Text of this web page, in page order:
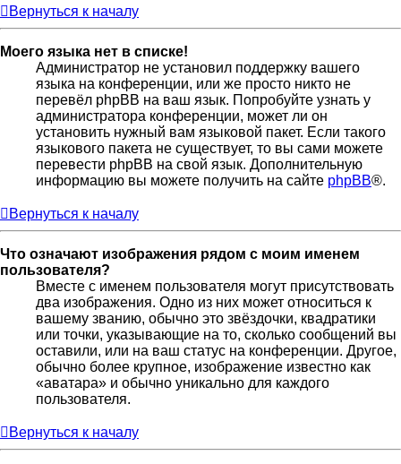
Вернуться к началу
Моего языка нет в списке!
Администратор не установил поддержку вашего
языка на конференции, или же просто никто не
перевёл phpBB на ваш язык. Попробуйте узнать у
администратора конференции, может ли он
установить нужный вам языковой пакет. Если такого
языкового пакета не существует, то вы сами можете
перевести phpBB на свой язык. Дополнительную
информацию вы можете получить на сайте phpBB®.
Вернуться к началу
Что означают изображения рядом с моим именем
пользователя?
Вместе с именем пользователя могут присутствовать
два изображения. Одно из них может относиться к
вашему званию, обычно это звёздочки, квадратики
или точки, указывающие на то, сколько сообщений вы
оставили, или на ваш статус на конференции. Другое,
обычно более крупное, изображение известно как
«аватара» и обычно уникально для каждого
пользователя.
Вернуться к началу